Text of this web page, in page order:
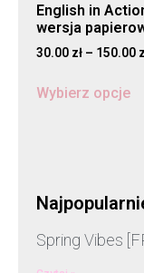
English in
wersja
30.00 zł – 150.00
Wybierz opcje
Spring Vibes